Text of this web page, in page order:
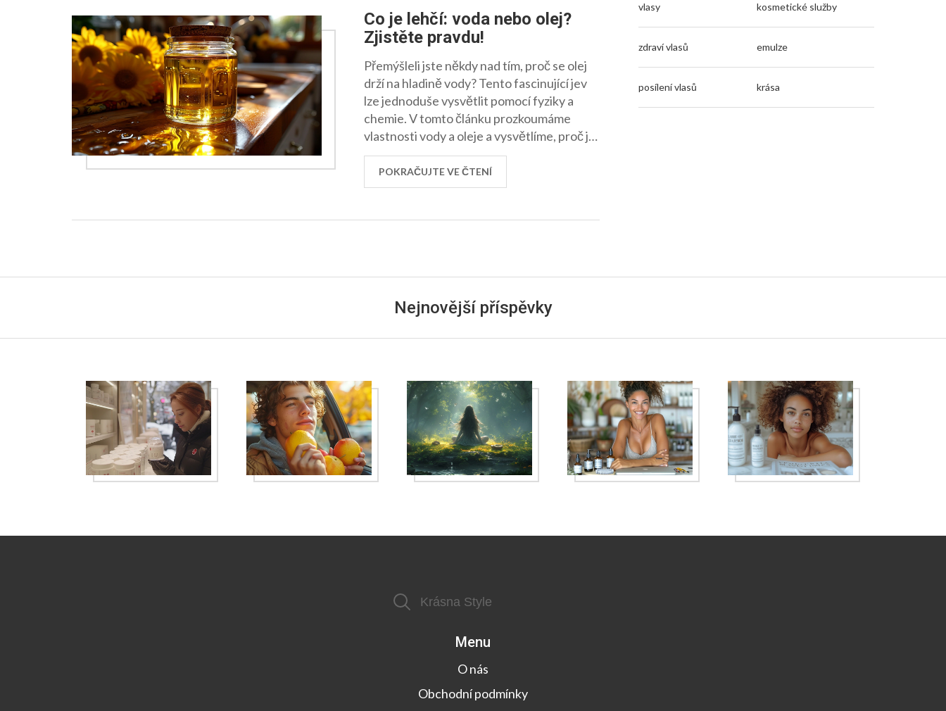
Co je lehčí: voda nebo olej?
Zjistěte pravdu!
Přemýšleli jste někdy nad tím, proč se olej
drží na hladině vody? Tento fascinující jev
lze jednoduše vysvětlit pomocí fyziky a
chemie. V tomto článku prozkoumáme
vlastnosti vody a oleje a vysvětlíme, proč je
olej lehčí než voda. Kromě toho se také
dozvíte několik praktických tipů, jak tyto
znalosti využít v každodenním životě.
POKRAČUJTE VE ČTENÍ
vlasy kosmetické služby
zdraví vlasů emulze
posílení vlasů krása
Nejnovější příspěvky
Menu
O nás
Obchodní podmínky